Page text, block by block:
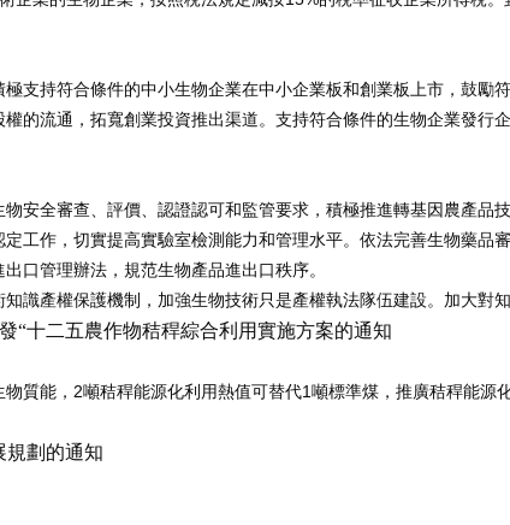
極支持符合條件的中小生物企業在中小企業板和創業板上市，鼓
的流通，拓寬創業投資推出渠道。支持符合條件的生物企業發
物安全審查、評價、認證認可和監管要求，積極推進轉基因農產
工作，切實提高實驗室檢測能力和管理水平。依法完善生物藥
口管理辦法，規范生物產品進出口秩序。
識產權保護機制，加強生物技術只是產權執法隊伍建設。加大對
“十二五農作物秸稈綜合利用實施方案的通知
質能， 2噸秸稈能源化利用熱值可替代1噸標準煤，推廣秸稈能源
規劃的通知